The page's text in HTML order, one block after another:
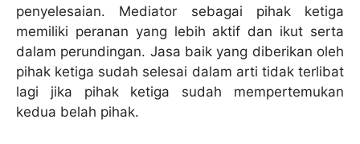
penyelesaian. Mediator sebagai pihak ketiga
memiliki peranan yang lebih aktif dan ikut serta
dalam perundingan. Jasa baik yang diberikan oleh
pihak ketiga sudah selesai dalam arti tidak terlibat
lagi jika pihak ketiga sudah mempertemukan
kedua belah pihak.